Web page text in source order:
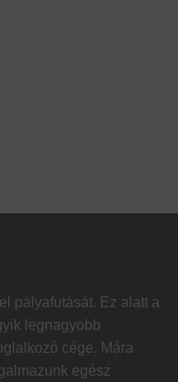
pályafutását. Ez alatt a
legnagyobb
cége. Mára
egész